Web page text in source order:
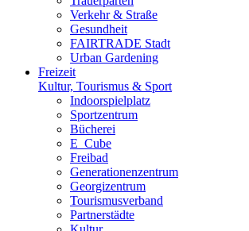
Verkehr & Straße
Gesundheit
FAIRTRADE Stadt
Urban Gardening
Freizeit
Kultur, Tourismus & Sport
Indoorspielplatz
Sportzentrum
Bücherei
E_Cube
Freibad
Generationenzentrum
Georgizentrum
Tourismusverband
Partnerstädte